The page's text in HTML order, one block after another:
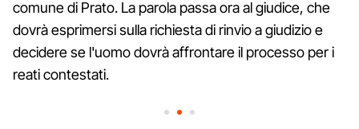
comune di Prato. La parola passa ora al giudice, che
dovrà esprimersi sulla richiesta di rinvio a giudizio e
decidere se l'uomo dovrà affrontare il processo per i
reati contestati.